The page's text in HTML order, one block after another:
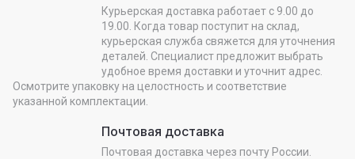
Курьерская доставка работает с 9.00 до
19.00. Когда товар поступит на склад,
курьерская служба свяжется для уточнения
деталей. Специалист предложит выбрать
удобное время доставки и уточнит адрес.
Осмотрите упаковку на целостность и соответствие
указанной комплектации.
Почтовая доставка
Почтовая доставка через почту России.